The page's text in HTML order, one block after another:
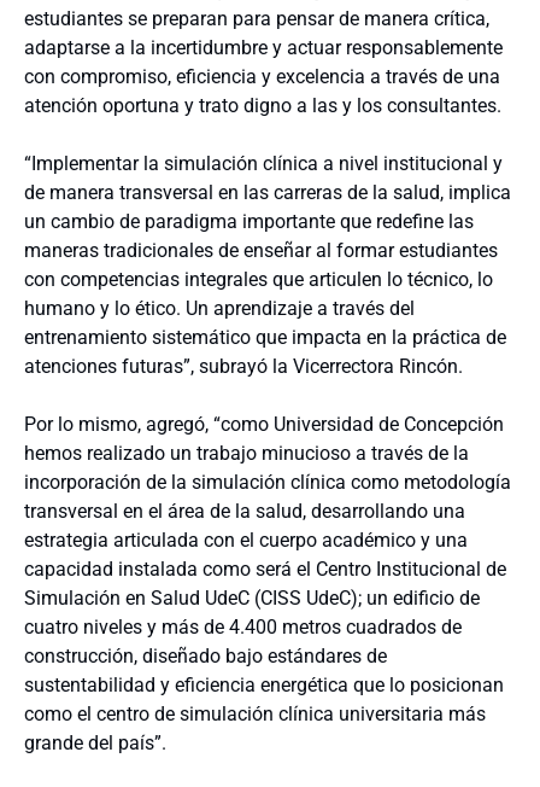
estudiantes se preparan para pensar de manera crítica,
adaptarse a la incertidumbre y actuar responsablemente
con compromiso, eficiencia y excelencia a través de una
atención oportuna y trato digno a las y los consultantes.
“Implementar la simulación clínica a nivel institucional y
de manera transversal en las carreras de la salud, implica
un cambio de paradigma importante que redefine las
maneras tradicionales de enseñar al formar estudiantes
con competencias integrales que articulen lo técnico, lo
humano y lo ético. Un aprendizaje a través del
entrenamiento sistemático que impacta en la práctica de
atenciones futuras”, subrayó la Vicerrectora Rincón.
Por lo mismo, agregó, “como Universidad de Concepción
hemos realizado un trabajo minucioso a través de la
incorporación de la simulación clínica como metodología
transversal en el área de la salud, desarrollando una
estrategia articulada con el cuerpo académico y una
capacidad instalada como será el Centro Institucional de
Simulación en Salud UdeC (CISS UdeC); un edificio de
cuatro niveles y más de 4.400 metros cuadrados de
construcción, diseñado bajo estándares de
sustentabilidad y eficiencia energética que lo posicionan
como el centro de simulación clínica universitaria más
grande del país”.